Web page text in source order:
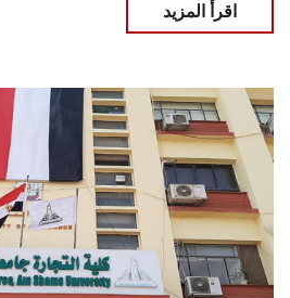
اقرأ المزيد